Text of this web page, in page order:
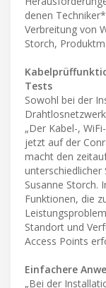
denen
Verbreitung von
Storch,
Tests
Sowohl bei der
„Der Kabel-,
jetzt auf der
macht den
unterschiedlicher
Susanne Storch.
Funktionen, die
Standort und
Access Points
Einfachere
„Bei der